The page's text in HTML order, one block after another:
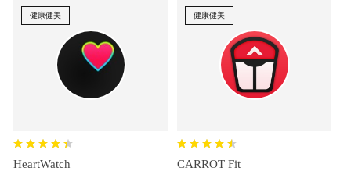
健康健美
HeartWatch
健康健美
CARROT Fit